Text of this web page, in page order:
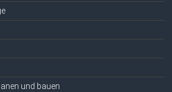
und bauen